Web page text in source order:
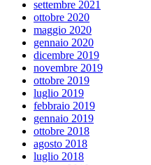
settembre 2021
ottobre 2020
maggio 2020
gennaio 2020
dicembre 2019
novembre 2019
ottobre 2019
luglio 2019
febbraio 2019
gennaio 2019
ottobre 2018
agosto 2018
luglio 2018